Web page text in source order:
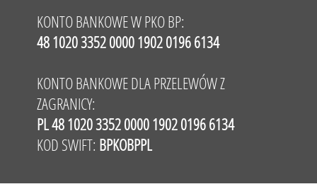
KONTO BANKOWE W PKO BP:
48 1020 3352 0000 1902 0196 6134
KONTO BANKOWE DLA PRZELEWÓW Z
ZAGRANICY:
PL 48 1020 3352 0000 1902 0196 6134
KOD SWIFT: BPKOBPPL